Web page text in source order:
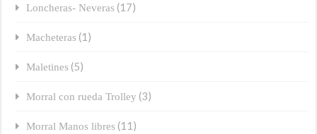
Loncheras- Neveras (17)
Macheteras (1)
Maletines (5)
Morral con rueda Trolley (3)
Morral Manos libres (11)